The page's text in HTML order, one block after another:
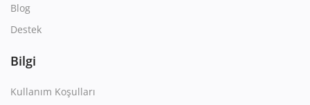
Blog
Destek
Bilgi
Kullanım Koşulları